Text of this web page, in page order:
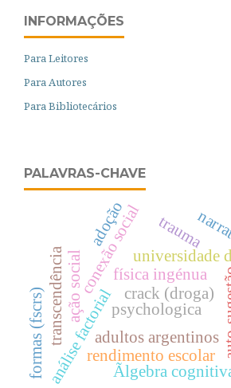
INFORMAÇÕES
Para Leitores
Para Autores
Para Bibliotecários
PALAVRAS-CHAVE
universidade
psychologica
análise factorial crack (droga)
conexão social
adultos argentinos
ação social
rendimento escolar
trauma
transcendência física ingénua
Ãlgebra
formas (fscrs)
adoção